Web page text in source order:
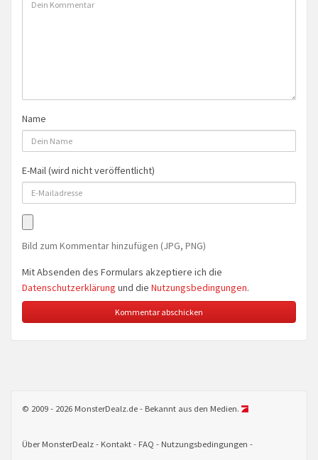
Name
E-Mail (wird nicht veröffentlicht)
Bild zum Kommentar hinzufügen (JPG, PNG)
Mit Absenden des Formulars akzeptiere ich die
Datenschutzerklärung und die Nutzungsbedingungen.
© 2009 - 2026 MonsterDealz.de - Bekannt aus den Medien.
Über MonsterDealz Kontakt FAQ Nutzungsbedingungen